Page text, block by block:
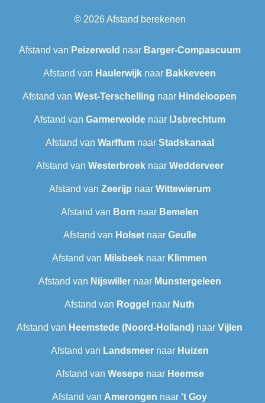
© 2026Afstand berekenen
Afstand van Peizerwold naar Barger-Compascuum
Afstand van Haulerwijk naar Bakkeveen
Afstand van West-Terschelling naar Hindeloopen
Afstand van Garmerwolde naar IJsbrechtum
Afstand van Warffumnaar Stadskanaal
Afstand van Westerbroeknaar Wedderveer
Afstand van Zeerijp naar Wittewierum
Afstand van Born naar Bemelen
Afstand van Holsetnaar Geulle
Afstand van Milsbeek naar Klimmen
Afstand van Nijswillernaar Munstergeleen
Afstand van Roggel naar Nuth
Afstand van Heemstede (Noord-Holland) naar Vijlen
Afstand van Landsmeernaar Huizen
Afstand van Wesepenaar Heemse
Afstand van Amerongen naar 't Goy